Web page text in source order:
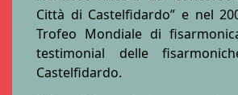
Città di Castelfidardo” e nel
Trofeo Mondiale di
testimonial delle
Castelfidardo.